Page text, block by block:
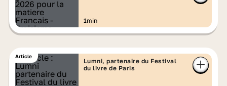
1min
Article
Lumni, partenaire du Festival
du livre de Paris